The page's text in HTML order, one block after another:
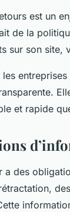
est un
de la
sur son
et rapide
a des